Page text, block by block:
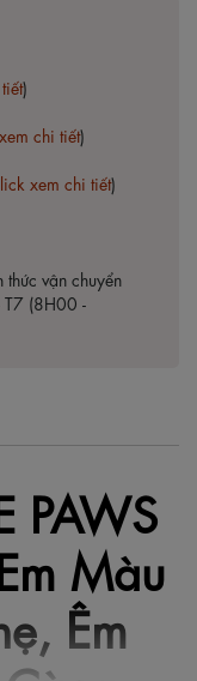
)
chi tiết)
xem chi tiết)
vận chuyển
T7 (8H00 -
PAWS
Màu
Êm